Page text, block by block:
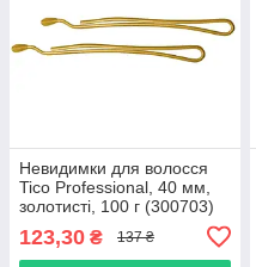
Невидимки для волосся
Tico Professional, 40 мм,
золотисті, 100 г (300703)
123,30 ₴ 137 ₴